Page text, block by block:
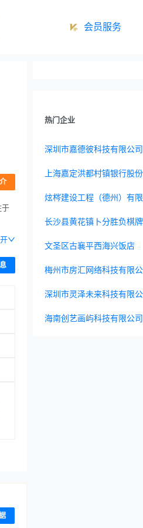
会员服务
于
热门企业
深圳市嘉德彼科技有限公司
上海嘉定洪都村镇银行股
炫梣建设工程（德州）有
长沙县黄花镇卜分胜负棋
文圣区古襄平西海兴饭店
梅州市房汇网络科技有限
深圳市灵泽未来科技有限
海南创艺画屿科技有限公司